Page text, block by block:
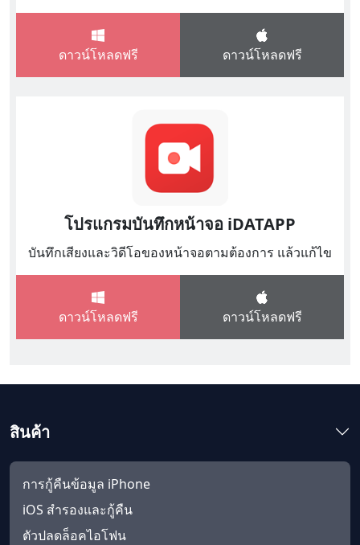
ดาวน์โหลดฟรี ดาวน์โหลดฟรี
โปรแกรมบันทึกหน้าจอ iDATAPP
บันทึกเสียงและวิดีโอของหน้าจอตามต้องการ แล้วแก้ไข
ดาวน์โหลดฟรี ดาวน์โหลดฟรี
สินค้า
การกู้คืนข้อมูล iPhone
iOS สำรองและกู้คืน
ตัวปลดล็อคไอโฟน